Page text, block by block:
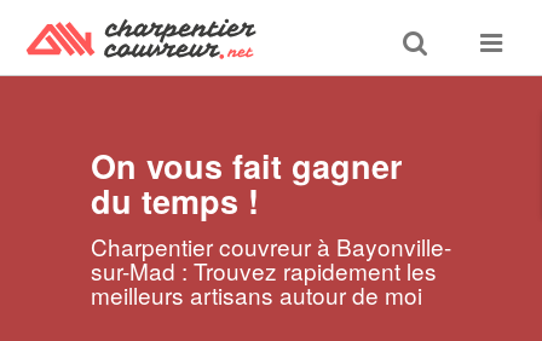
Toggle
search
Toggle
On vous fait gagner
du temps !
Charpentier couvreur à Bayonville-
sur-Mad : Trouvez rapidement les
meilleurs artisans autour de moi